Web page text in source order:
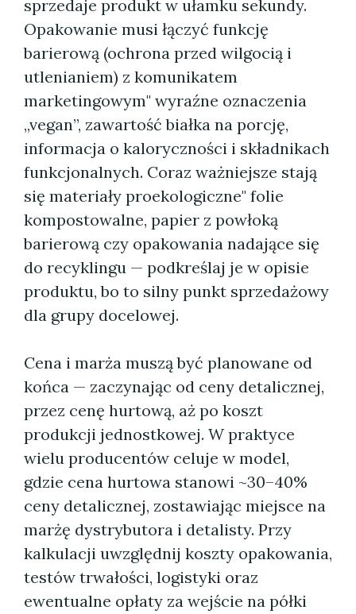
sprzedaje produkt w ułamku sekundy.
Opakowanie musi łączyć funkcję
barierową (ochrona przed wilgocią i
utlenianiem) z komunikatem
marketingowym" wyraźne oznaczenia
„vegan”, zawartość białka na porcję,
informacja o kaloryczności i składnikach
funkcjonalnych. Coraz ważniejsze stają
się materiały proekologiczne" folie
kompostowalne, papier z powłoką
barierową czy opakowania nadające się
do recyklingu — podkreślaj je w opisie
produktu, bo to silny punkt sprzedażowy
dla grupy docelowej.
Cena i marża muszą być planowane od
końca — zaczynając od ceny detalicznej,
przez cenę hurtową, aż po koszt
produkcji jednostkowej. W praktyce
wielu producentów celuje w model,
gdzie cena hurtowa stanowi ~30–40%
ceny detalicznej, zostawiając miejsce na
marżę dystrybutora i detalisty. Przy
kalkulacji uwzględnij koszty opakowania,
testów trwałości, logistyki oraz
ewentualne opłaty za wejście na półki